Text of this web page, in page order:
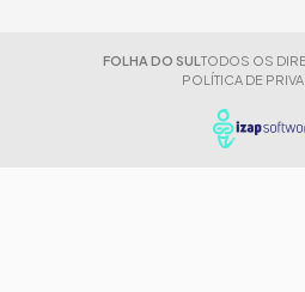
FOLHA DO SUL TODOS OS
POLÍTICA DE